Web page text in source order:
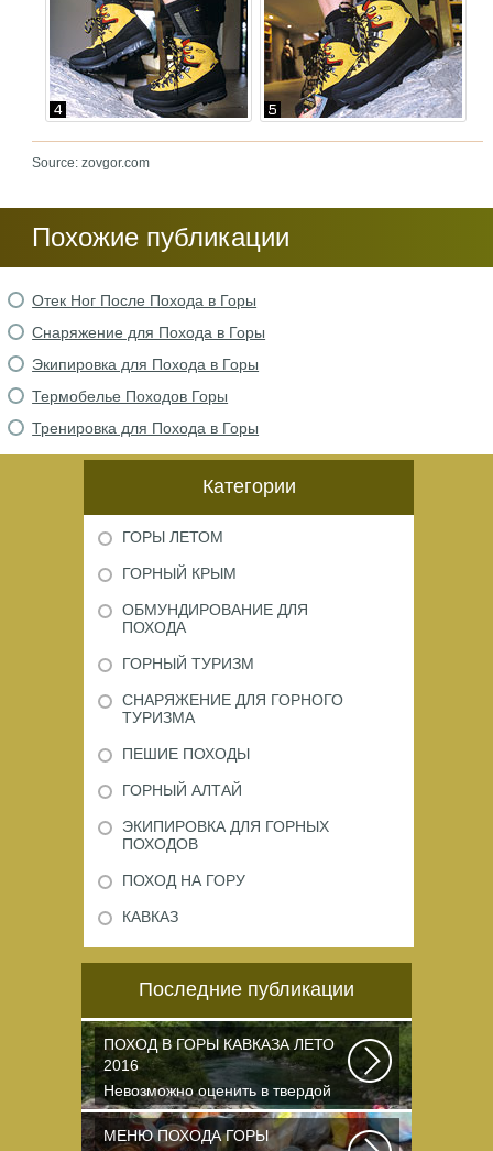
Source: zovgor.com
Похожие публикации
Отек Ног После Похода в Горы
Снаряжение для Похода в Горы
Экипировка для Похода в Горы
Термобелье Походов Горы
Тренировка для Похода в Горы
Категории
ГОРЫ ЛЕТОМ
ГОРНЫЙ КРЫМ
ОБМУНДИРОВАНИЕ ДЛЯ
ПОХОДА
ГОРНЫЙ ТУРИЗМ
СНАРЯЖЕНИЕ ДЛЯ ГОРНОГО
ТУРИЗМА
ПЕШИЕ ПОХОДЫ
ГОРНЫЙ АЛТАЙ
ЭКИПИРОВКА ДЛЯ ГОРНЫХ
ПОХОДОВ
ПОХОД НА ГОРУ
КАВКАЗ
Последние публикации
ПОХОД В ГОРЫ КАВКАЗА ЛЕТО
2016
Невозможно оценить в твердой
валюте то ощущение свободы и
вневременности...
МЕНЮ ПОХОДА ГОРЫ